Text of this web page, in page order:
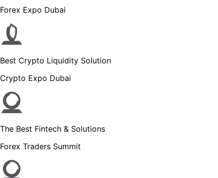
Forex Expo Dubai
Best Crypto Liquidity Solution
Crypto Expo Dubai
The Best Fintech & Solutions
Forex Traders Summit